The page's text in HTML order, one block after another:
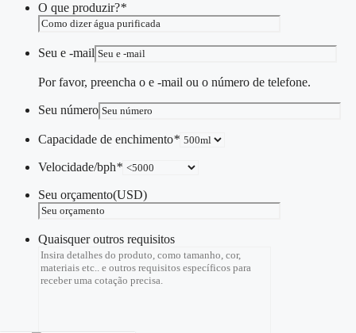
O que produzir?*
Seu e -mail
Por favor, preencha o e -mail ou o número de telefone.
Seu número
Capacidade de enchimento*
Velocidade/bph*
Seu orçamento(USD)
Quaisquer outros requisitos